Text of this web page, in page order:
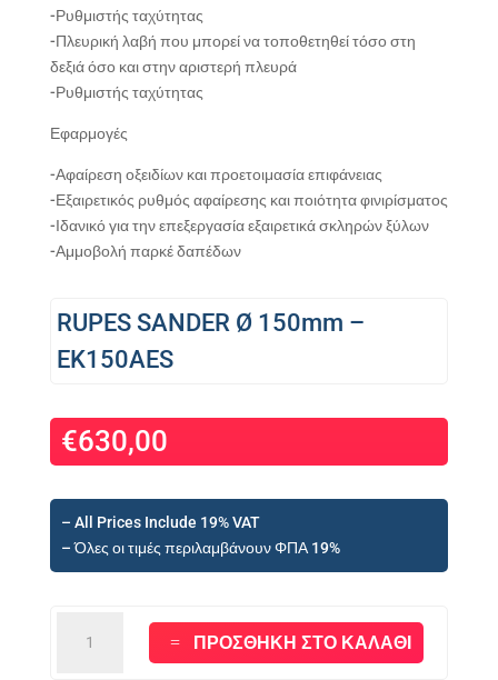
-Ρυθμιστής ταχύτητας
-Πλευρική λαβή που μπορεί να τοποθετηθεί τόσο στη
δεξιά όσο και στην αριστερή πλευρά
-Ρυθμιστής ταχύτητας
Εφαρμογές
-Αφαίρεση οξειδίων και προετοιμασία επιφάνειας
-Εξαιρετικός ρυθμός αφαίρεσης και ποιότητα φινιρίσματος
-Ιδανικό για την επεξεργασία εξαιρετικά σκληρών ξύλων
-Αμμοβολή παρκέ δαπέδων
RUPES SANDER Ø 150mm –
EK150AES
€630,00
– All Prices Include 19% VAT
– Όλες οι τιμές περιλαμβάνουν ΦΠΑ 19%
SANDER
ΠΡΟΣΘΉΚΗ ΣΤΟ ΚΑΛΆΘΙ